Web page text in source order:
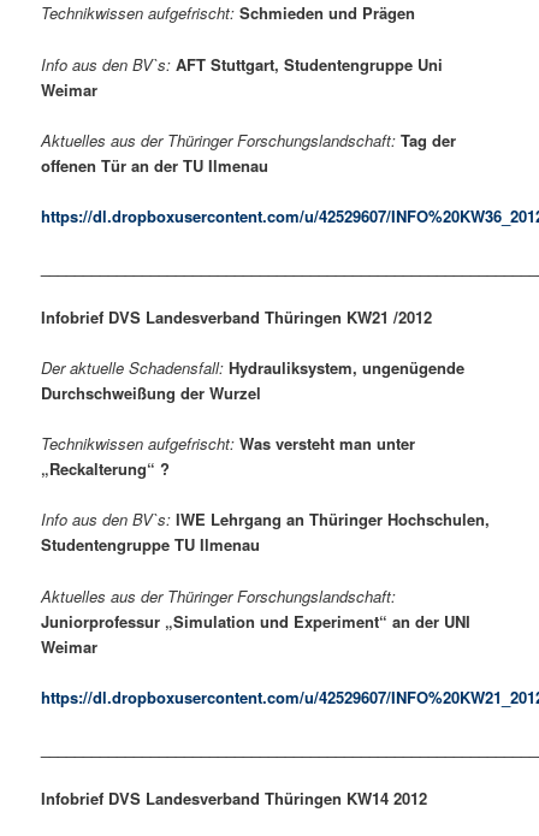
Technikwissen aufgefrischt:Schmieden und Prägen
Info aus den BV`s:AFT Stuttgart, Studentengruppe Uni
Weimar
Aktuelles aus der Thüringer Forschungslandschaft: Tag der
offenen Tür an der TU Ilmenau
https://dl.dropboxusercontent.com/u/42529607/
Infobrief DVS Landesverband Thüringen KW21 /2012
Der aktuelle Schadensfall: Hydrauliksystem, ungenügende
Durchschweißung der Wurzel
Technikwissen aufgefrischt: Was versteht man unter
„Reckalterung“ ?
Info aus den BV`s: IWE Lehrgang an Thüringer Hochschulen,
Studentengruppe TU Ilmenau
Aktuelles aus der Thüringer Forschungslandschaft:
Juniorprofessur „Simulation und Experiment“ an der UNI
Weimar
https://dl.dropboxusercontent.com/u/42529607/
Infobrief DVS Landesverband Thüringen KW14 2012